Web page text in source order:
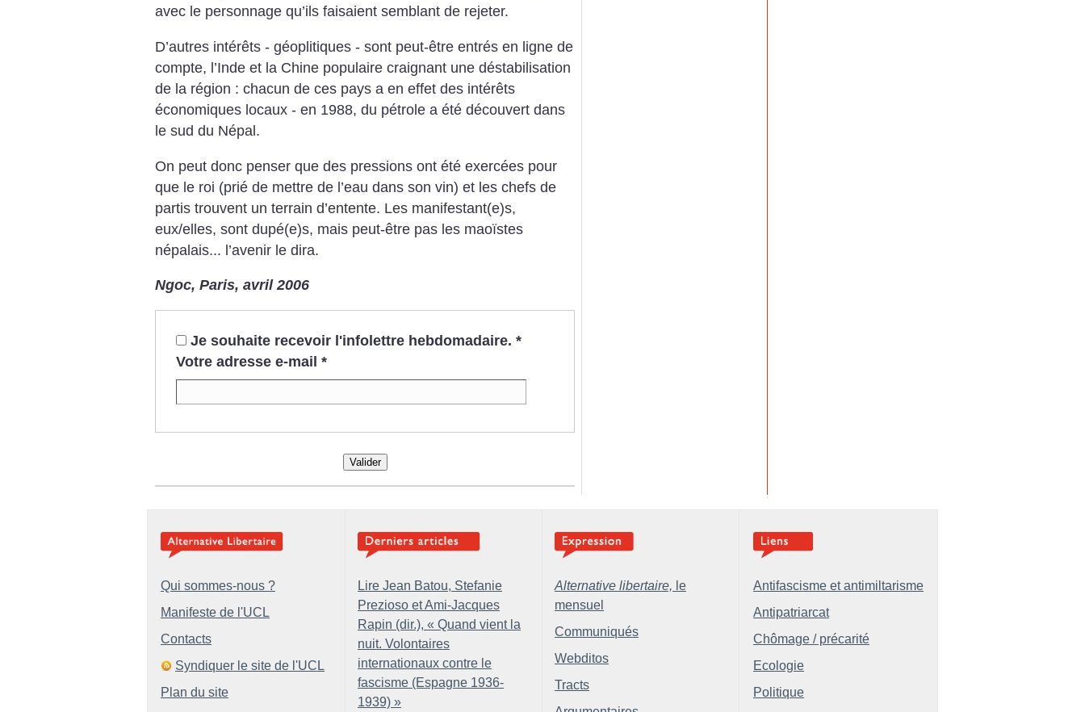
avec le personnage qu’ils faisaient semblant de rejeter.
D’autres intérêts - géoplitiques - sont peut-être entrés en ligne de
compte, l’Inde et la Chine populaire craignant une déstabilisation
de la région : chacun de ces pays a en effet des intérêts
économiques locaux - en 1988, du pétrole a été découvert dans
le sud du Népal.
On peut donc penser que des pressions ont été exercées pour
que le roi (prié de mettre de l’eau dans son vin) et les chefs de
partis trouvent un terrain d’entente. Les manifestant(e)s,
eux/elles, sont dupé(e)s, mais peut-être pas les maoïstes
népalais... l’avenir le dira.
Ngoc, Paris, avril 2006
Je souhaite recevoir l'infolettre hebdomadaire. *
Votre adresse e-mail *
Valider
Qui sommes-nous ?
Manifeste de l'UCL
Contacts
Syndiquer le site de l'UCL
Plan du site
Lire Jean Batou, Stefanie
Prezioso et Ami-Jacques
Rapin (dir.), « Quand vient la
nuit. Volontaires
internationaux contre le
fascisme (Espagne 1936-
1939) »
Alternative libertaire, le
mensuel
Communiqués
Webditos
Tracts
Antifascisme et antimiltarisme
Antipatriarcat
Chômage / précarité
Ecologie
Politique